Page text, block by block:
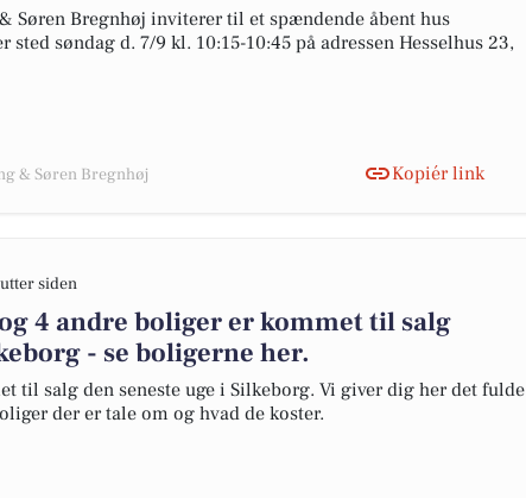
Søren Bregnhøj inviterer til et spændende åbent hus
sted søndag d. 7/9 kl. 10:15-10:45 på adressen Hesselhus 23,
& Søren Bregnhøj Kopiér link
siden
4 andre boliger er kommet til salg
- se boligerne her.
til salg den seneste uge i Silkeborg. Vi giver dig her det fulde
der er tale om og hvad de koster.